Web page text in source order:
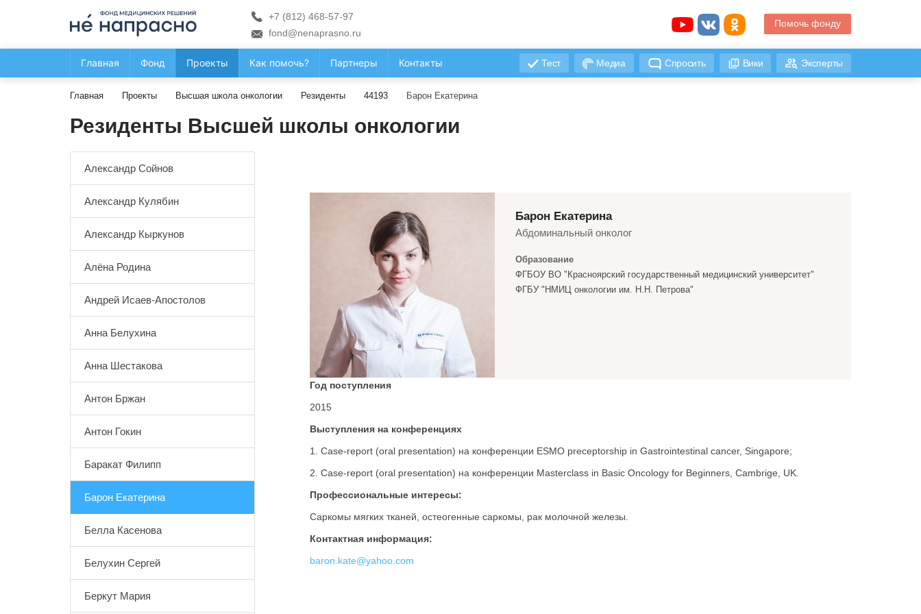
+7 (812) 468-57-97
fond@nenaprasno.ru
Помочь фонду
Главная Фонд Проекты Как помочь? Партнеры Контакты Тест Медиа Спросить Вики Эксперты
Главная Проекты Высшая школа онкологии Резиденты 44193 Барон Екатерина
Резиденты Высшей школы онкологии
Александр Сойнов
Александр Кулябин
Александр Кыркунов
Алёна Родина
Андрей Исаев-Апостолов
Анна Белухина
Анна Шестакова
Антон Бржан
Антон Гокин
Баракат Филипп
Барон Екатерина
Белла Касенова
Белухин Сергей
Беркут Мария
Барон Екатерина
Абдоминальный онколог
Образование
ФГБОУ ВО "Красноярский государственный медицинский университет"
ФГБУ "НМИЦ онкологии им. Н.Н. Петрова"
Год поступления
2015
Выступления на конференциях
1. Case-report (oral presentation) на конференции ESMO preceptorship in Gastrointestinal cancer, Singapore;
2. Case-report (oral presentation) на конференции Masterclass in Basic Oncology for Beginners, Cambrige, UK.
Профессиональные интересы:
Саркомы мягких тканей, остеогенные саркомы, рак молочной железы.
Контактная информация:
baron.kate@yahoo.com